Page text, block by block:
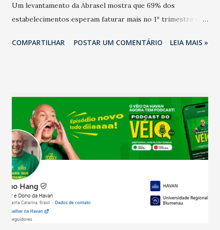
Um levantamento da Abrasel mostra que 69% dos
estabelecimentos esperam faturar mais no 1º trimestre de
relação ao último trimestre deste ano, 56% também
confraternizações de fim de ano e pelo pagamento do 13º
Salário para um número maior de trabalhadores, já que o
país tem a menor taxa de desemprego dos anos recentes.
Ainda segundo a Pesquisa, em novembro de 2025, 40% dos
bares e restaurantes operaram com lucro e outros 40%
registraram equilíbrio financeiro. Já o percentual de
estabelecimentos no prejuízo ficou em 19%, pouco abaixo
do observado no mês anterior. Outros 1% não existiam em
novembro. Em relação a outubro, o faturamento também
COMPARTILHAR POSTAR UM COMENTÁRIO LEIA MAIS »